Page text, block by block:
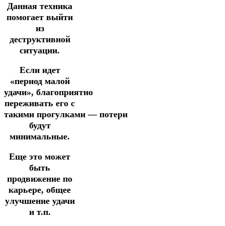
Данная техника
помогает выйти
из
деструктивной
ситуации.
Если идет
«период малой
удачи», благоприятно
переживать его с
такими прогулками— потери
будут
минимальные.
Еще это может
быть
продвижение по
карьере, общее
улучшение удачи
и т.п.